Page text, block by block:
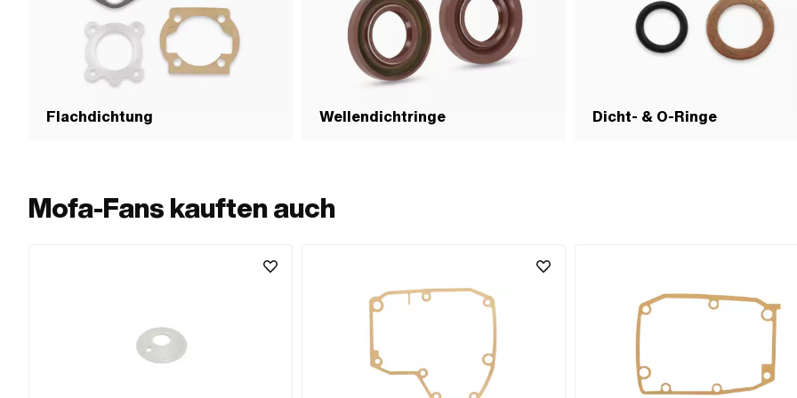
Flachdichtung Wellendichtringe Dicht- & O-Ringe
Mofa-Fans kauften auch